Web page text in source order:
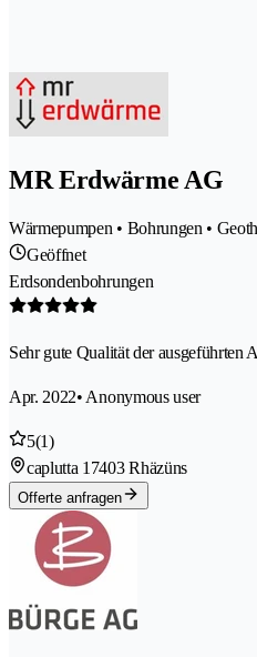
MR Erdwärme AG
Wärmepumpen • Bohrungen •
Geöffnet
Erdsondenbohrungen
Sehr gute Qualität der ausgeführten
Apr. 2022• Anonymous user
5(1)
caplutta 1 7403 Rhäzüns
Offerte anfragen